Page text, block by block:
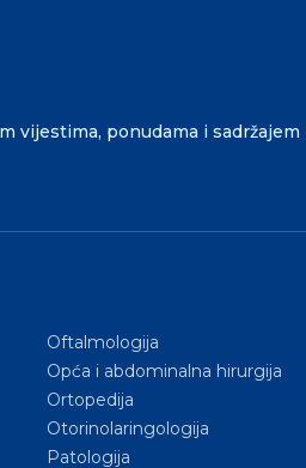
vijestima, ponudama i sadržajem
Oftalmologija
Opća i abdominalna hirurgija
Ortopedija
Otorinolaringologija
Patologija